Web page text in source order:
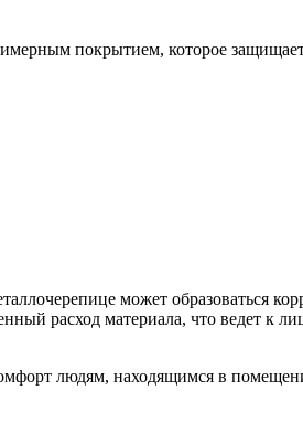
покрытием, которое
может образоваться
расход материала, что ведет к
людям, находящимся в